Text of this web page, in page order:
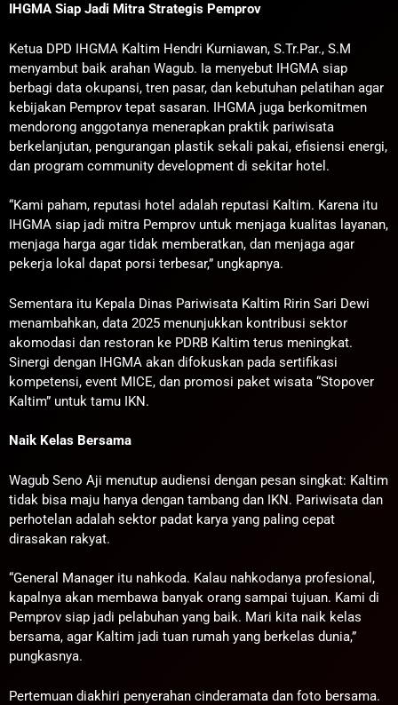
IHGMA Siap Jadi Mitra Strategis Pemprov
Ketua DPD IHGMA Kaltim Hendri Kurniawan, S.Tr.Par., S.M
menyambut baik arahan Wagub. Ia menyebut IHGMA siap
berbagi data okupansi, tren pasar, dan kebutuhan pelatihan agar
kebijakan Pemprov tepat sasaran. IHGMA juga berkomitmen
mendorong anggotanya menerapkan praktik pariwisata
berkelanjutan, pengurangan plastik sekali pakai, efisiensi energi,
dan program community development di sekitar hotel.
“Kami paham, reputasi hotel adalah reputasi Kaltim. Karena itu
IHGMA siap jadi mitra Pemprov untuk menjaga kualitas layanan,
menjaga harga agar tidak memberatkan, dan menjaga agar
pekerja lokal dapat porsi terbesar,” ungkapnya.
Sementara itu Kepala Dinas Pariwisata Kaltim Ririn Sari Dewi
menambahkan, data 2025 menunjukkan kontribusi sektor
akomodasi dan restoran ke PDRB Kaltim terus meningkat.
Sinergi dengan IHGMA akan difokuskan pada sertifikasi
kompetensi, event MICE, dan promosi paket wisata “Stopover
Kaltim” untuk tamu IKN.
Naik Kelas Bersama
Wagub Seno Aji menutup audiensi dengan pesan singkat: Kaltim
tidak bisa maju hanya dengan tambang dan IKN. Pariwisata dan
perhotelan adalah sektor padat karya yang paling cepat
dirasakan rakyat.
“General Manager itu nahkoda. Kalau nahkodanya profesional,
kapalnya akan membawa banyak orang sampai tujuan. Kami di
Pemprov siap jadi pelabuhan yang baik. Mari kita naik kelas
bersama, agar Kaltim jadi tuan rumah yang berkelas dunia,”
pungkasnya.
Pertemuan diakhiri penyerahan cinderamata dan foto bersama.